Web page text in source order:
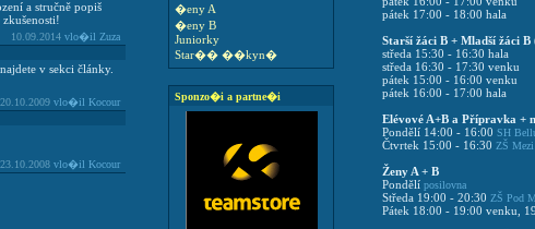
a stručně popiš
10.09.2014 vlo�il Zuza
v sekci články.
20.10.2009 vlo�il Kocour
23.10.2008 vlo�il Kocour
�eny A
�eny B
Juniorky
Star�� ��kyn�
Sponzo�i a partne�i
pátek 17:00 - 18:00 hala
Starší žáci B + Mladší žáci B
středa 15:30 - 16:30 hala
středa 16:30 - 17:30 venku
pátek 15:00 - 16:00 venku
pátek 16:00 - 17:00 hala
Elévové A+B a Přípravka +
Pondělí 14:00 - 16:00 SH
Čtvrtek 15:00 - 16:30 ZŠ
Ženy A + B
Pondělí posilovna
Středa 19:00 - 20:30 ZŠ Pod
Pátek 18:00 - 19:00 venku,